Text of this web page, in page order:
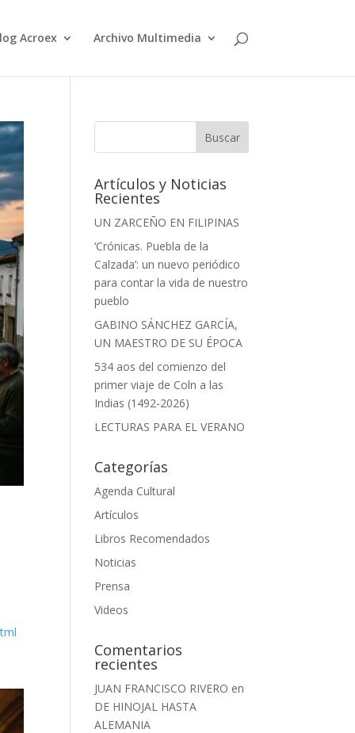
Acroex Archivo Multimedia
Artículos y Noticias
Recientes
UN ZARCEÑO EN FILIPINAS
‘Crónicas. Puebla de la
Calzada’: un nuevo periódico
para contar la vida de nuestro
pueblo
GABINO SÁNCHEZ GARCÍA,
UN MAESTRO DE SU ÉPOCA
534 aos del comienzo del
primer viaje de Coln a las
Indias (1492-2026)
LECTURAS PARA EL VERANO
Categorías
Agenda Cultural
Artículos
Libros Recomendados
Noticias
Prensa
Videos
Comentarios
recientes
JUAN FRANCISCO RIVERO en
DE HINOJAL HASTA
ALEMANIA